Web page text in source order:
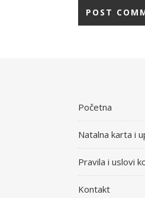
Početna
Natalna karta i
Pravila i uslovi
Kontakt